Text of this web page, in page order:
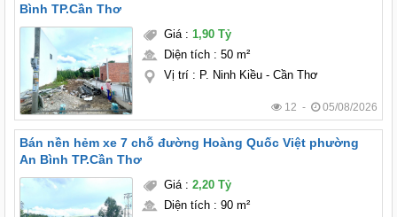
Bình TP.Cần Thơ
Giá: 1,90 Tỷ
Diện tích: 50 m²
Vị trí: P. Ninh Kiều - Cần Thơ
12 - 05/08/2026
Bán nền hẻm xe 7 chỗ đường Hoàng Quốc Việt phường
An Bình TP.Cần Thơ
Giá: 2,20 Tỷ
Diện tích: 90 m²